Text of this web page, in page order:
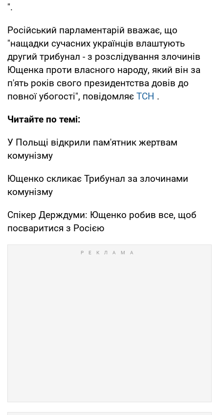
".
Російський парламентарій вважає, що
"нащадки сучасних українців влаштують
другий трибунал - з розслідування злочинів
Ющенка проти власного народу, який він за
п'ять років свого президентства довів до
повної убогості", повідомляє ТСН .
Читайте по темі:
У Польщі відкрили пам'ятник жертвам
комунізму
Ющенко скликає Трибунал за злочинами
комунізму
Спікер Держдуми: Ющенко робив все, щоб
посваритися з Росією